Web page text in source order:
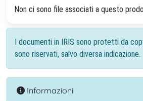
Non ci sono file associati a questo
I documenti in IRIS sono protetti da
sono riservati, salvo diversa indicazione.
Informazioni